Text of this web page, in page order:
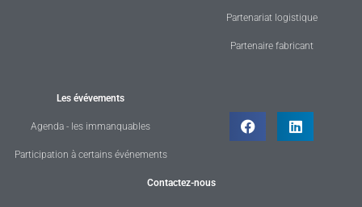
Partenariat logistique
Partenaire fabricant
Les évévements
Agenda - les immanquables
Participation à certains événements
Contactez-nous